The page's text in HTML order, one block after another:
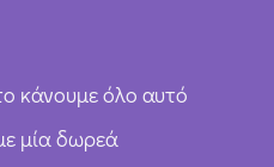
κάνουμε όλο αυτό
μία δωρεά